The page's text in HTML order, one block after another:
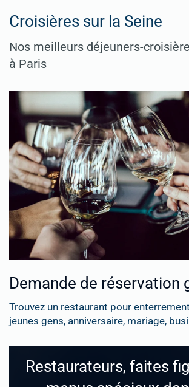
Croisières sur la Seine
Nos meilleurs déjeuners-
à Paris
Demande de réservation
Trouvez un restaurant pour
jeunes gens, anniversaire, mariage,
Restaurateurs, faites